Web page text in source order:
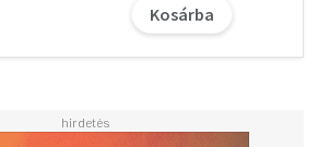
Kosárba